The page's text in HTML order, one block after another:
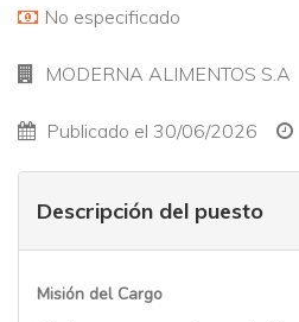
No especificado
MODERNA ALIMENTOS S.A
Publicado el 30/06/2026
Descripción del puesto
Misión del Cargo